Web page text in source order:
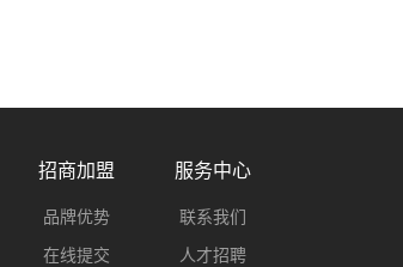
招商加盟
品牌优势
在线提交
服务中心
联系我们
人才招聘